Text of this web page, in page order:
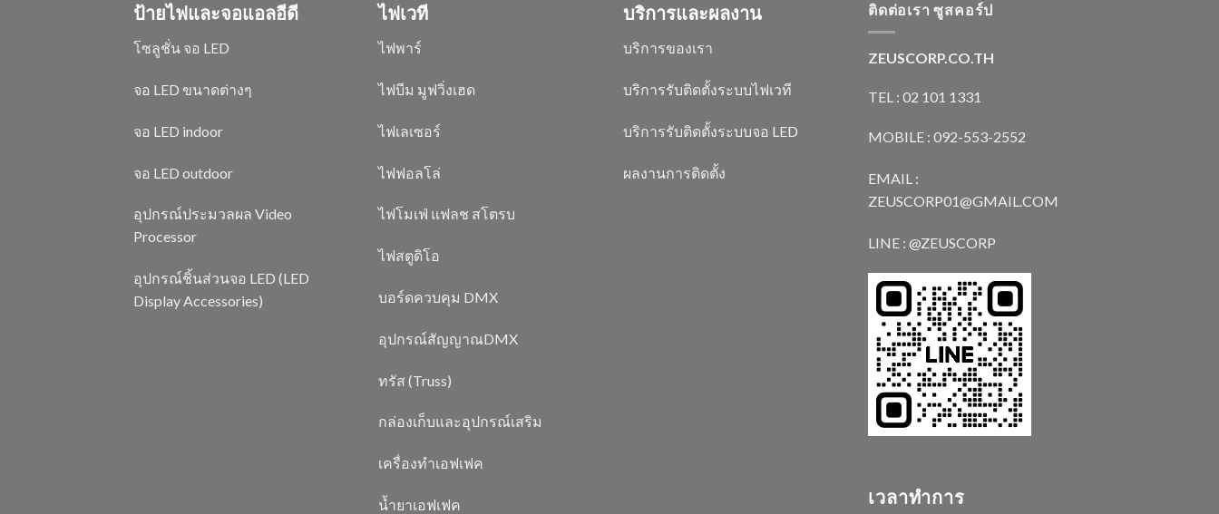
ป้ายไฟและจอแอลอีดี
โซลูชั่น จอ LED
จอ LED ขนาดต่างๆ
จอ LED indoor
จอ LED outdoor
อุปกรณ์ประมวลผล Video
Processor
อุปกรณ์ชิ้นส่วนจอ LED (LED
Display Accessories)
ไฟเวที
ไฟพาร์
ไฟบีม มูฟวิ่งเฮด
ไฟเลเซอร์
ไฟฟอลโล่
ไฟโมเฟ่ แฟลช สโตรบ
ไฟสตูดิโอ
บอร์ดควบคุม DMX
อุปกรณ์สัญญาณDMX
ทรัส (Truss)
กล่องเก็บและอุปกรณ์เสริม
เครื่องทำเอฟเฟค
น้ำยาเอฟเฟค
บริการและผลงาน
บริการของเรา
บริการรับติดตั้งระบบไฟเวที
บริการรับติดตั้งระบบจอ LED
ผลงานการติดตั้ง
ติดต่อเรา ซูสคอร์ป
ZEUSCORP.CO.TH
TEL : 02 101 1331
MOBILE : 092-553-2552
EMAIL :
ZEUSCORP01@GMAIL.COM
LINE : @ZEUSCORP
เวลาทำการ